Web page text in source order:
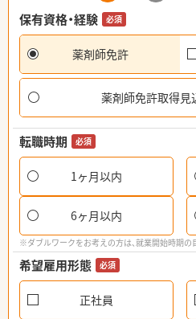
保有資格・経験
必須
薬剤師免許
薬剤師免許取得見
転職時期 必須
1ヶ月以内
6ヶ月以内
※ダブルワークをお考えの方は、就業開始時期の
希望雇用形態 必須
正社員